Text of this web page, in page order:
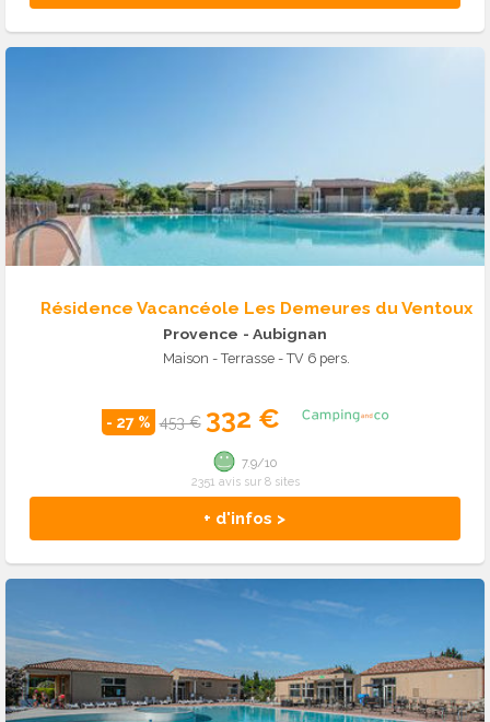
Résidence Vacancéole Les Demeures du Ventoux
Provence - Aubignan
Maison - Terrasse - TV 6 pers.
- 27 % 453 € 332 €
+ d'infos >
7.9/10
2351 avis sur 8 sites